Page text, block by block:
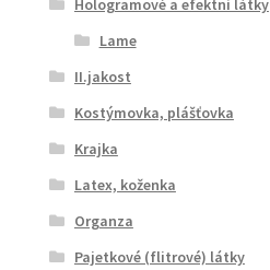
Hologramové a efektní látky
Lame
II.jakost
Kostýmovka, plášťovka
Krajka
Latex, koženka
Organza
Pajetkové (flitrové) látky